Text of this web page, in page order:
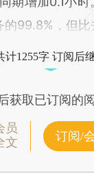
的99.8%，但比
计1255字 订阅后
获取已订阅的
员
文
订阅/